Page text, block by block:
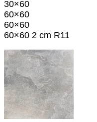
30×60
60×60
60×60
60×60 2 cm R11